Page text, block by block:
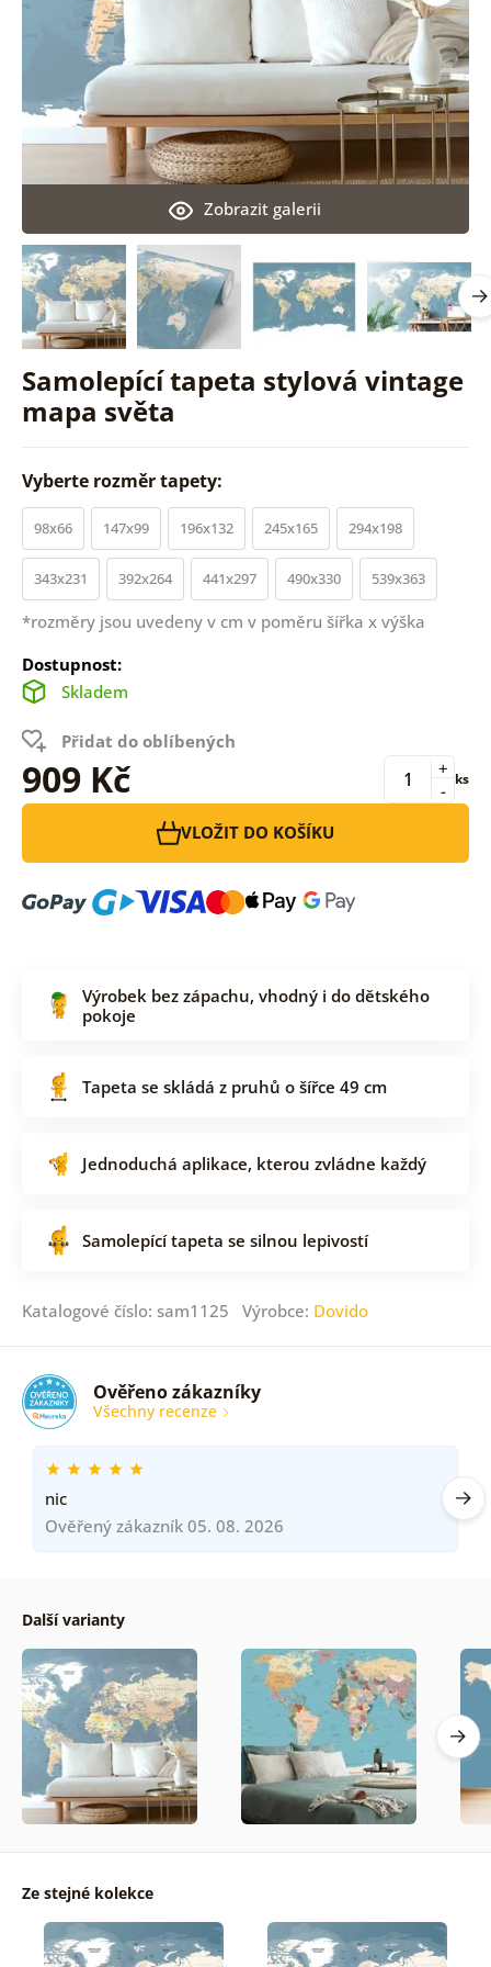
Samolepící tapeta stylová vintage
mapa světa
Zobrazit galerii
Vyberte rozměr tapety:
98x66 147x99 196x132 245x165 294x198
343x231 392x264 441x297 490x330 539x363
*rozměry jsou uvedeny v cm v poměru šířka x výška
Dostupnost:
Skladem
Přidat do oblíbených
909 Kč -
+ ks
VLOŽIT DO KOŠÍKU
Výrobek bez zápachu, vhodný i do dětského
pokoje
Tapeta se skládá z pruhů o šířce 49 cm
Jednoduchá aplikace, kterou zvládne každý
Samolepící tapeta se silnou lepivostí
Katalogové číslo: sam1125 Výrobce: Dovido
Ověřeno zákazníky
Všechny recenze
nic
Ověřený zákazník 05. 08. 2026
Další varianty
Ze stejné kolekce